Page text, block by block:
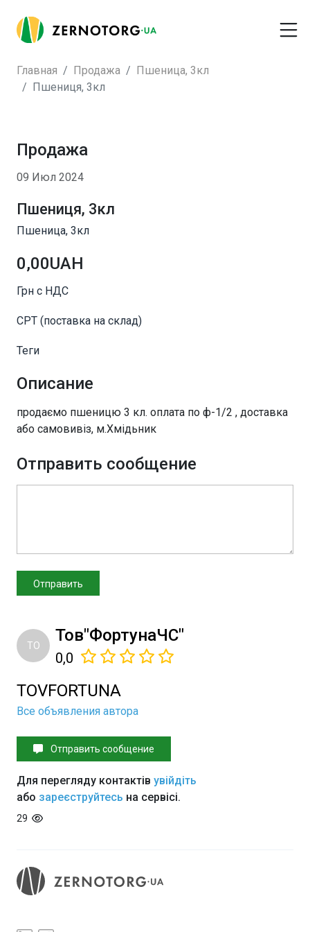
Главная Продажа
Пшеница, 3кл
Пшениця, 3кл
Продажа
09 Июл 2024
Пшениця, 3кл
Пшеница, 3кл
0,00UAH
Грн с НДС
CPT (поставка на склад)
Теги
Описание
продаємо пшеницю 3 кл. оплата по ф-1/2 , доставка
або самовивіз, м.Хмідьник
Отправить сообщение
ТО
Тов"ФортунаЧС"
0,0
TOVFORTUNA
Все объявления автора
Отправить сообщение
Для перегляду контактів увійдіть
або зареєструйтесь на сервісі.
29